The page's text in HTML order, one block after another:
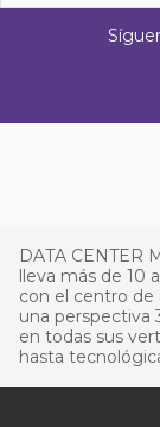
DATA CENTER
lleva más de 10
con el centro de
una perspectiva
en todas sus
hasta